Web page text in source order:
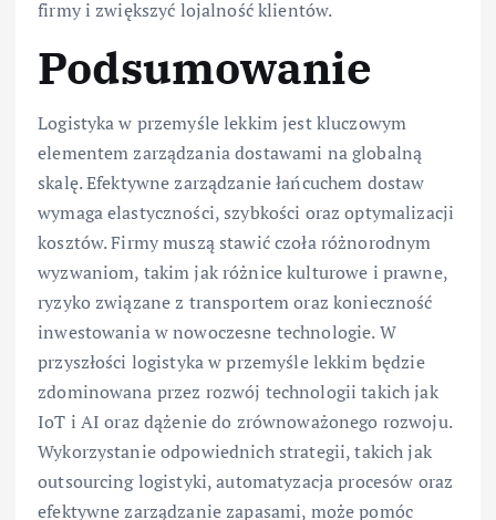
firmy i zwiększyć lojalność klientów.
Podsumowanie
Logistyka w przemyśle lekkim jest kluczowym
elementem zarządzania dostawami na globalną
skalę. Efektywne zarządzanie łańcuchem dostaw
wymaga elastyczności, szybkości oraz optymalizacji
kosztów. Firmy muszą stawić czoła różnorodnym
wyzwaniom, takim jak różnice kulturowe i prawne,
ryzyko związane z transportem oraz konieczność
inwestowania w nowoczesne technologie. W
przyszłości logistyka w przemyśle lekkim będzie
zdominowana przez rozwój technologii takich jak
IoT i AI oraz dążenie do zrównoważonego rozwoju.
Wykorzystanie odpowiednich strategii, takich jak
outsourcing logistyki, automatyzacja procesów oraz
efektywne zarządzanie zapasami, może pomóc